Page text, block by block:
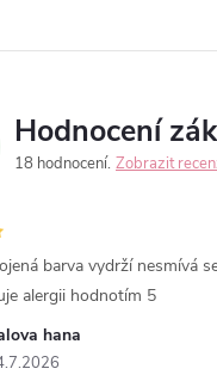
Hodnocení
18 hodnocení Zobrazit
hana
barva vydrží nesmívá
alergii hodnotím 5